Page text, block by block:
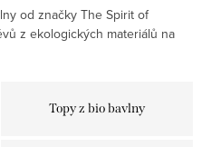
od značky The Spirit of
z ekologických materiálů na
Topy z bio bavlny